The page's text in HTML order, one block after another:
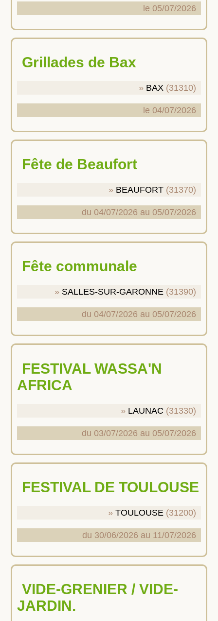
le 05/07/2026
Grillades de Bax
BAX (31310)
le 04/07/2026
Fête de Beaufort
BEAUFORT (31370)
du 04/07/2026 au 05/07/2026
Fête communale
SALLES-SUR-GARONNE (31390)
du 04/07/2026 au 05/07/2026
FESTIVAL WASSA'N
AFRICA
LAUNAC (31330)
du 03/07/2026 au 05/07/2026
FESTIVAL DE TOULOUSE
TOULOUSE (31200)
du 30/06/2026 au 11/07/2026
VIDE-GRENIER / VIDE-
JARDIN.